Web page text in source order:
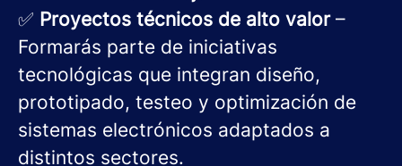
✅ Proyectos técnicos de alto valor–
Formarás parte de iniciativas
tecnológicas que integran diseño,
prototipado, testeo y optimización de
sistemas electrónicos adaptados a
distintos sectores.